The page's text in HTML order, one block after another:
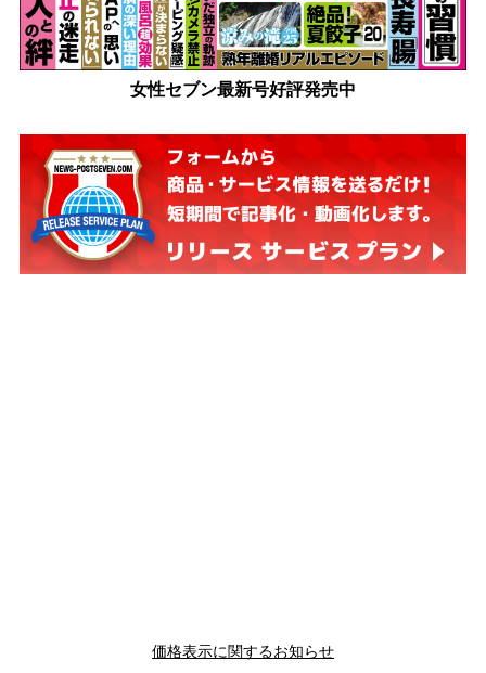
女性セブン最新号好評発売中
価格表示に関するお知らせ